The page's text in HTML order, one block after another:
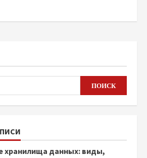
ПОИСК
хранилища данных: виды,